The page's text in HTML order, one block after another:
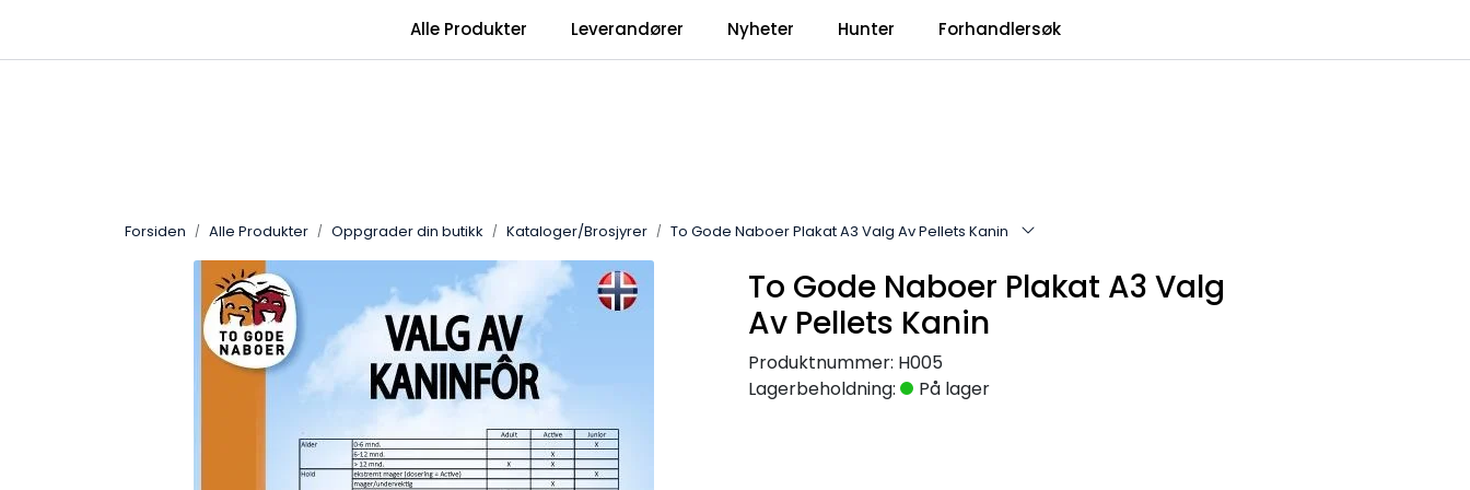
Infosenter
Alle Produkter Leverandører Nyheter Hunter Forhandlersøk
Forsiden Alle Produkter Oppgrader din butikk Kataloger/Brosjyrer To Gode Naboer Plakat A3 Valg Av Pellets Kanin
To Gode Naboer Plakat A3 Valg
Av Pellets Kanin
Produktnummer: H005
Lagerbeholdning:
På lager